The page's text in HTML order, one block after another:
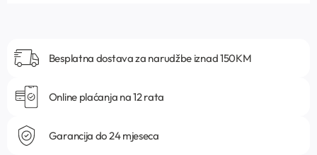
Besplatna dostava za narudžbe iznad 150KM
Online plaćanja na 12 rata
Garancija do 24 mjeseca